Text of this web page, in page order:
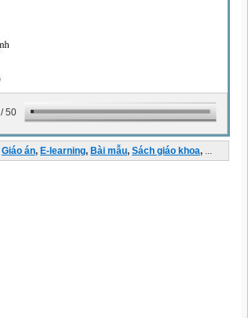
/50
Giáo án, E-learning, Bài mẫu, Sách giáo khoa, ...